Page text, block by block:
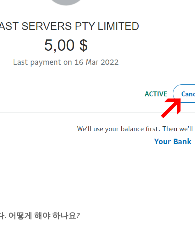
. 어떻게 해야 하나요?